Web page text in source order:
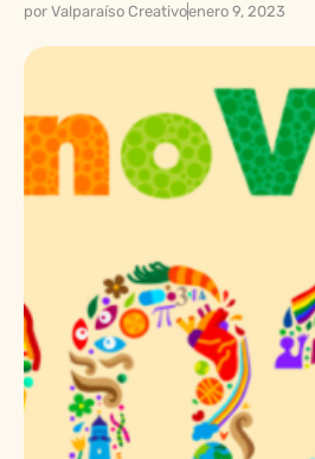
por Valparaíso Creativoenero 9, 2023